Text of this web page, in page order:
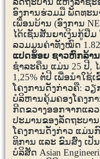
ອົງການຮ່ວມມື ພັດທະ
ເພື່ອນບ້ານ (ອົງການ
ໄດ້ເຊັນສັນຍາເງິນກູ້ຢືມ
ລວມມູນຄ່າທັງໝົດ
ແປດຮ້ອຍ ຊາວຫົກລ້າ
ຊໍາລະຄືນ ແມ່ນ 25 ປີ,
1,25% ຕໍ່ປີ ເພື່ອນໍາໃຊ້
ໂຄງການດັ່ງກ່າວຄື: ວຽ
ບໍລິຫານຄຸ້ມຄອງໂຄງກ
ກີດຂວາງອອກຈາກແລ
ປະມານຂອງລັດຖະບາ
ໂຄງການດັ່ງກ່າວ ແມ່ນ
ທິການ ແລະ ຂົນສົ່ງ ເປັ
ບໍລິສັດ Asian